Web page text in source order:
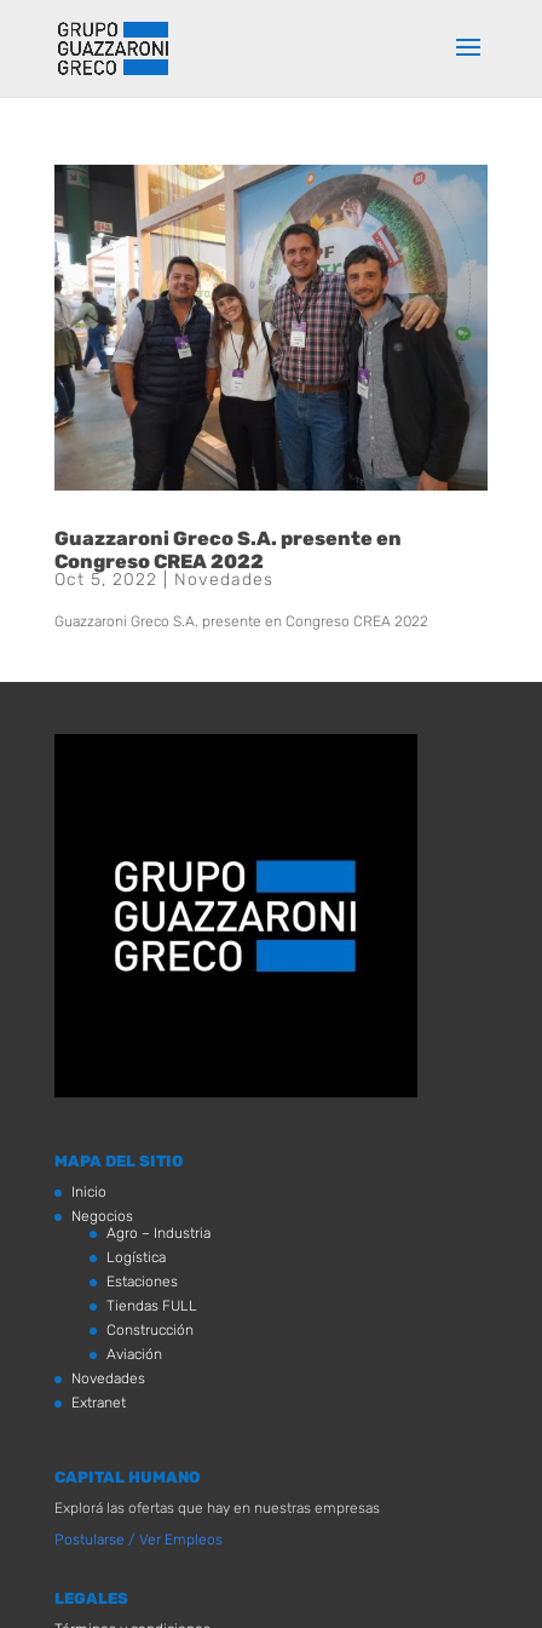
Guazzaroni Greco S.A. presente en
Congreso CREA 2022
Oct 5, 2022 Novedades
Guazzaroni Greco S.A. presente en Congreso CREA 2022
MAPA DEL SITIO
Inicio
Negocios
Agro – Industria
Logística
Estaciones
Tiendas FULL
Construcción
Aviación
Novedades
Extranet
CAPITAL HUMANO
Explorá las ofertas que hay en nuestras empresas
Postularse / Ver Empleos
LEGALES